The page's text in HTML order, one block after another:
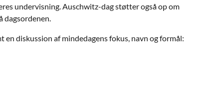
undervisning. Auschwitz-dag støtter også op om
dagsordenen.
diskussion af mindedagens fokus, navn og formål: